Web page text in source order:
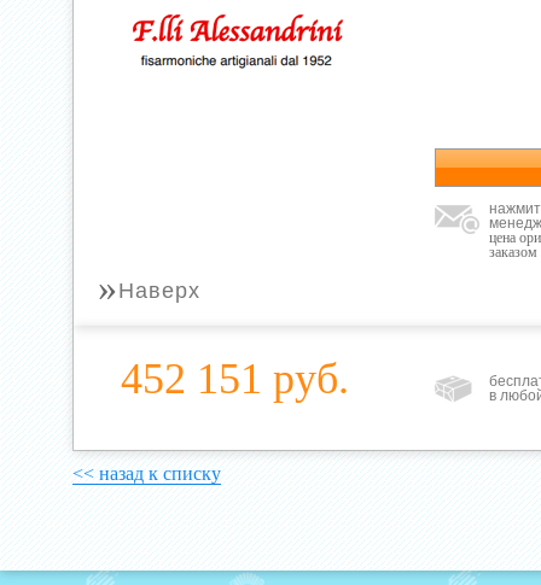
цена
заказом
» Наверх
452 151 руб.
в
<< назад к списку